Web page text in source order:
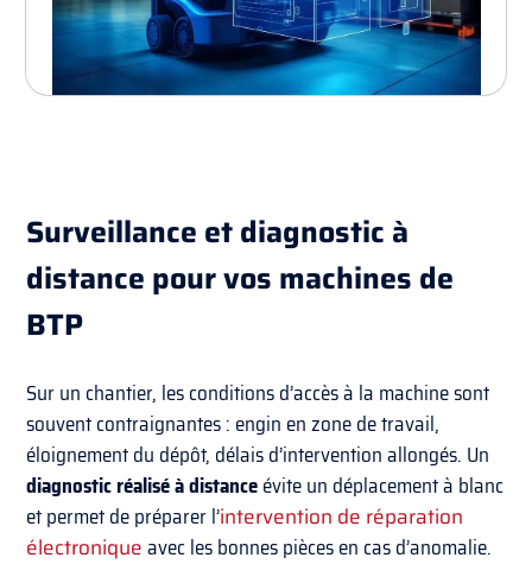
Surveillance et diagnostic à
distance pour vos machines de
BTP
Sur un chantier, les conditions d’accès à la machine sont
souvent contraignantes : engin en zone de travail,
éloignement du dépôt, délais d’intervention allongés. Un
diagnostic réalisé à distanceévite un déplacement à blanc
et permet de préparer l’intervention de réparation
électroniqueavec les bonnes pièces en cas d’anomalie.